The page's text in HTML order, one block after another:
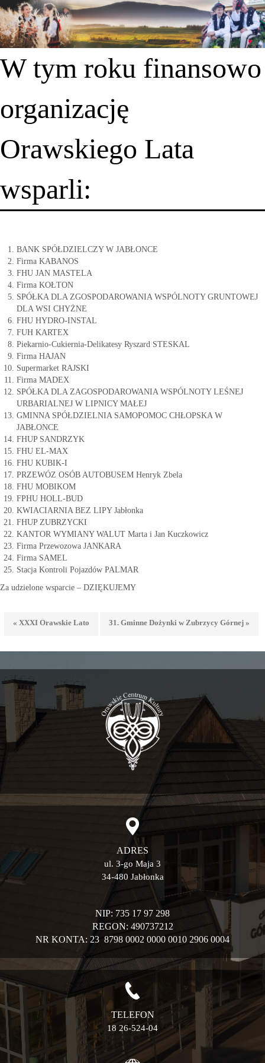
W tym roku finansowo
organizację
Orawskiego Lata
wsparli:
BANK SPÓŁDZIELCZY W JABŁONCE
Firma KABANOS
FHU JAN MASTELA
Firma KOŁTON
SPÓŁKA DLA ZGOSPODAROWANIA WSPÓLNOTY GRUNTOWEJ
DLA WSI CHYŻNE
FHU HYDRO-INSTAL
FUH KARTEX
Piekarnio-Cukiernia-Delikatesy Ryszard STESKAL
Firma HAJAN
Supermarket RAJSKI
Firma MADEX
SPÓŁKA DLA ZAGOSPODAROWANIA WSPÓLNOTY LEŚNEJ
URBARIALNEJ W LIPNICY MAŁEJ
GMINNA SPÓŁDZIELNIA SAMOPOMOC CHŁOPSKA W
JABŁONCE
FHUP SANDRZYK
FHU EL-MAX
FHU KUBIK-I
PRZEWÓZ OSÓB AUTOBUSEM Henryk Zbela
FHU MOBIKOM
FPHU HOLL-BUD
KWIACIARNIA BEZ LIPY Jabłonka
FHUP ZUBRZYCKI
KANTOR WYMIANY WALUT Marta i Jan Kuczkowicz
Firma Przewozowa JANKARA
Firma SAMEL
Stacja Kontroli Pojazdów PALMAR
Za udzielone wsparcie – DZIĘKUJEMY
« XXXI Orawskie Lato 31. Gminne Dożynki w Zubrzycy Górnej »
ADRES
ul. 3-go Maja 3
34-480 Jabłonka
NIP: 735 17 97 298
REGON: 490737212
NR KONTA: 23 8798 0002 0000 0010 2906 0004
TELEFON
18 26-524-04